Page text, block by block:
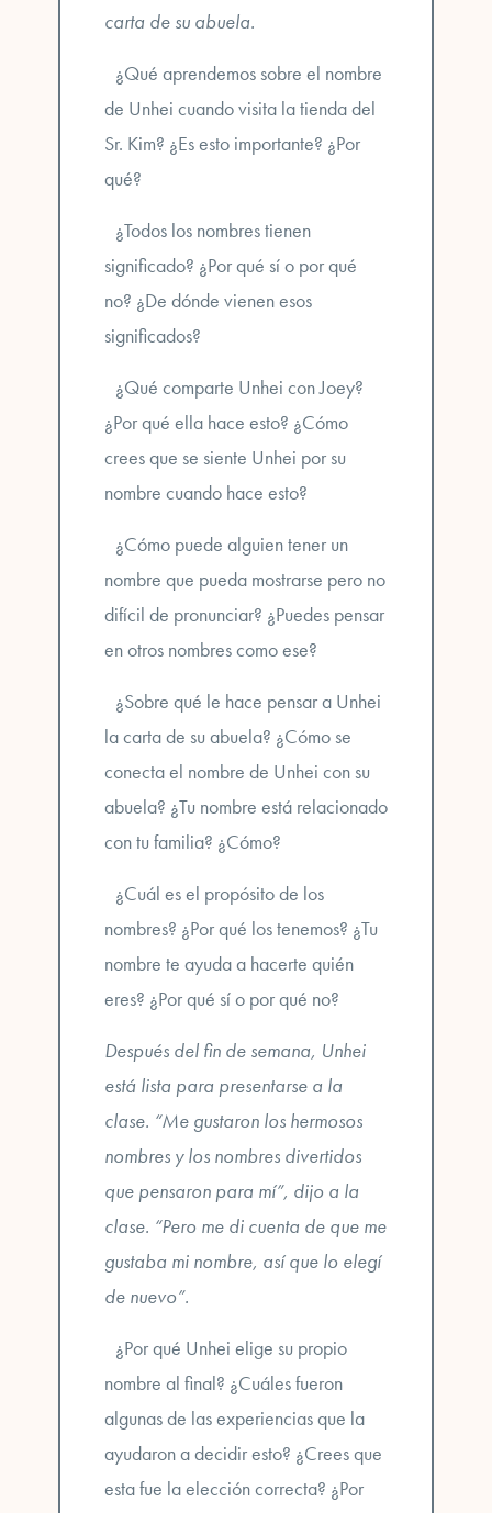
carta de su abuela.
¿Qué aprendemos sobre el nombre
de Unhei cuando visita la tienda del
Sr. Kim? ¿Es esto importante? ¿Por
qué?
¿Todos los nombres tienen
significado? ¿Por qué sí o por qué
no? ¿De dónde vienen esos
significados?
¿Qué comparte Unhei con Joey?
¿Por qué ella hace esto? ¿Cómo
crees que se siente Unhei por su
nombre cuando hace esto?
¿Cómo puede alguien tener un
nombre que pueda mostrarse pero no
difícil de pronunciar? ¿Puedes pensar
en otros nombres como ese?
¿Sobre qué le hace pensar a Unhei
la carta de su abuela? ¿Cómo se
conecta el nombre de Unhei con su
abuela? ¿Tu nombre está relacionado
con tu familia? ¿Cómo?
¿Cuál es el propósito de los
nombres? ¿Por qué los tenemos? ¿Tu
nombre te ayuda a hacerte quién
eres? ¿Por qué sí o por qué no?
Después del fin de semana, Unhei
está lista para presentarse a la
clase. “Me gustaron los hermosos
nombres y los nombres divertidos
que pensaron para mí”, dijo a la
clase. “Pero me di cuenta de que me
gustaba mi nombre, así que lo elegí
de nuevo”.
¿Por qué Unhei elige su propio
nombre al final? ¿Cuáles fueron
algunas de las experiencias que la
ayudaron a decidir esto? ¿Crees que
esta fue la elección correcta? ¿Por